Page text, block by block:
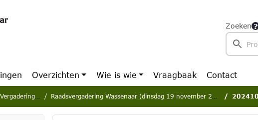
Zoeken
Overzichten Wie is wie Vraagbaak Contact
Vergaderingen Raadsvergadering Wassenaar (dinsdag 19 november 2024) 20241015